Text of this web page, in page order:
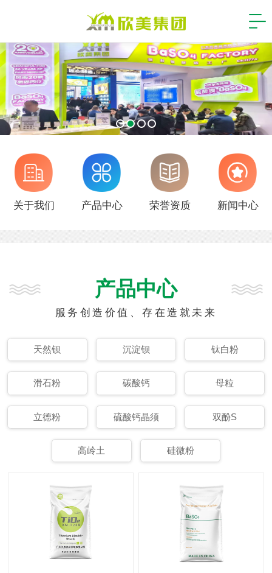
关于我们 产品中心 荣誉资质 新闻中心
产品中心
服务创造价值、存在造就未来
天然钡 沉淀钡 钛白粉
滑石粉 碳酸钙 母粒
立德粉 硫酸钙晶须 双酚S
高岭土 硅微粉